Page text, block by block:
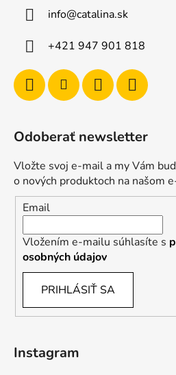
info@catalina.sk
+421 947 901 818
Odoberať newsletter
Vložte svoj e-mail a my Vám
o nových produktoch na našom
Email
Vložením e-mailu súhlasíte s
osobných údajov
PRIHLÁSIŤ SA
Instagram